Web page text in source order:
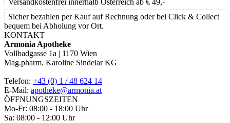
Versandkostenfrei innerhalb Österreich ab € 49,-
Sicher bezahlen per Kauf auf Rechnung oder bei Click & Collect
bequem bei Abholung vor Ort.
KONTAKT
Armonia Apotheke
Vollbadgasse 1a | 1170 Wien
Mag.pharm. Karoline Sindelar KG
Telefon: +43 (0) 1 / 48 624 14
E-Mail: apotheke@armonia.at
ÖFFNUNGSZEITEN
Mo-Fr: 08:00 - 18:00 Uhr
Sa: 08:00 - 12:00 Uhr